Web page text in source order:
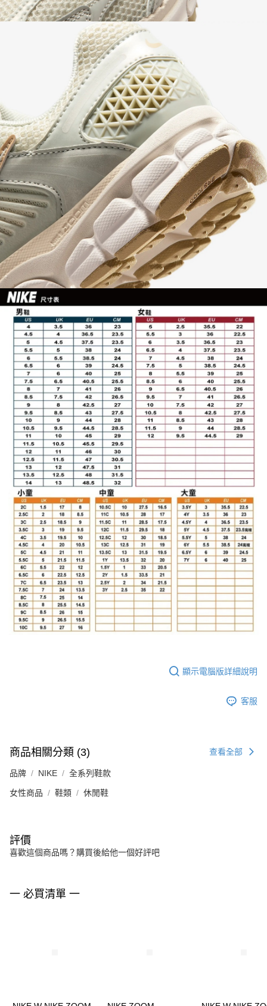
顯示電腦版詳細說明
客服
商品相關分類 (3) 查看全部
品牌 NIKE 全系列鞋款
女性商品 鞋類 休閒鞋
評價
喜歡這個商品嗎？購買後給他一個好評吧
一 必買清單 一